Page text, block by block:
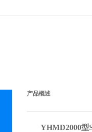
产品概述
YHMD2000型